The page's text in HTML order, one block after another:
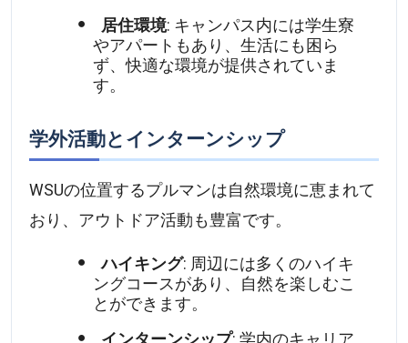
居住環境: キャンパス内には学生寮
やアパートもあり、生活にも困ら
ず、快適な環境が提供されていま
す。
学外活動とインターンシップ
WSUの位置するプルマンは自然環境に恵まれて
おり、アウトドア活動も豊富です。
ハイキング: 周辺には多くのハイキ
ングコースがあり、自然を楽しむこ
とができます。